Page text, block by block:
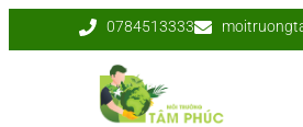
0784513333